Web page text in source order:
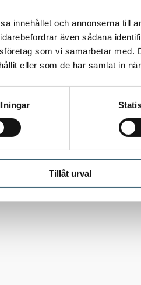
innehållet och annonserna till
även sådana
som vi samarbetar med.
eller som de har samlat in
Tillåt urval